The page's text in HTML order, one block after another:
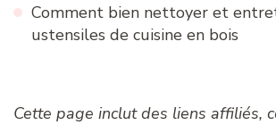
Comment bien nettoyer et
ustensiles de cuisine en bois
Cette page inclut des liens affiliés,